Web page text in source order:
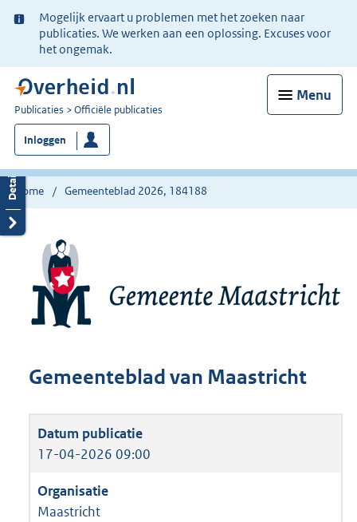
Ter
informatie:
Mogelijk ervaart u problemen met het zoeken naar
publicaties. We werken aan een oplossing. Excuses voor
het ongemak.
Menu
U
bent
nu
hier:
Publicaties Officiële publicaties
Inloggen
Home Gemeenteblad 2026, 184188
Gemeenteblad van Maastricht
17-04-2026 09:00
Maastricht